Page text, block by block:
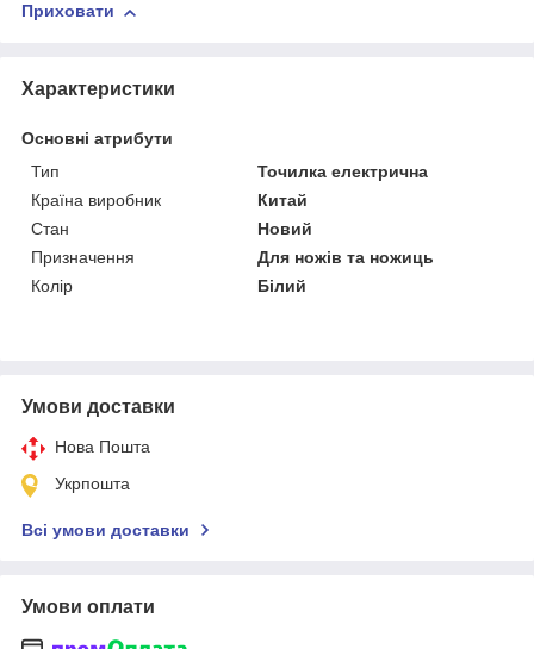
Приховати
Характеристики
Основні атрибути
Тип
Точилка електрична
Країна виробник
Китай
Стан
Новий
Призначення
Для ножів та ножиць
Колір
Білий
Умови доставки
Нова Пошта
Укрпошта
Всі умови доставки
Умови оплати